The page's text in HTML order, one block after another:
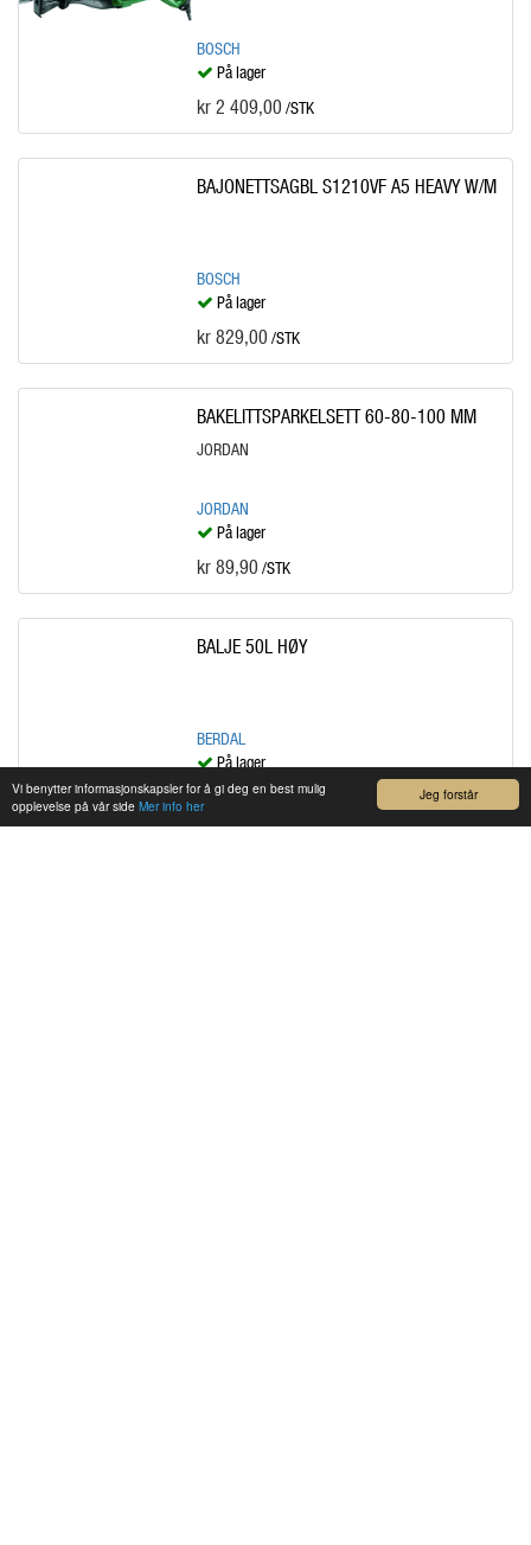
Jeg forstår
Vi benytter informasjonskapsler for å gi deg en best mulig
opplevelse på vår side Mer info her
BOSCH
På lager
kr 2 409,00 /STK
BAJONETTSAGBL S1210VF A5 HEAVY W/M
BOSCH
På lager
kr 829,00 /STK
BAKELITTSPARKELSETT 60-80-100 MM
JORDAN
JORDAN
På lager
kr 89,90 /STK
BALJE 50L HØY
BERDAL
På lager
kr 359,00 /STK